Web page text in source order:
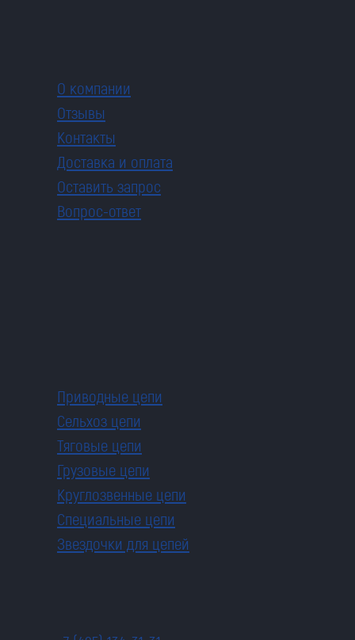
О компании
Отзывы
Контакты
Доставка и оплата
Оставить запрос
Вопрос-ответ
Приводные цепи
Сельхоз цепи
Тяговые цепи
Грузовые цепи
Круглозвенные цепи
Специальные цепи
Звездочки для цепей